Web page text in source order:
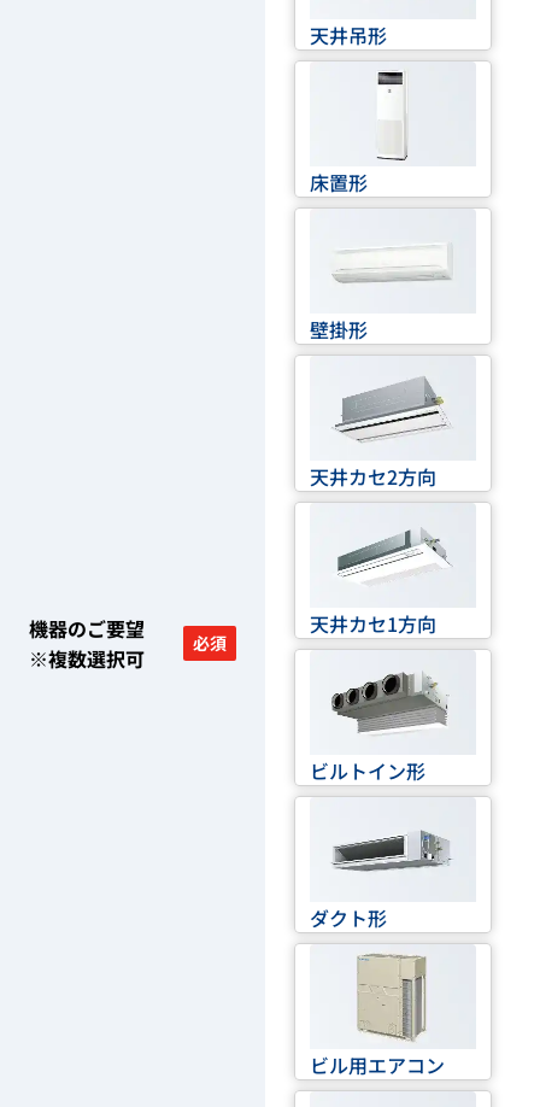
機器のご要望
※複数選択可
必須
天井吊形
床置形
壁掛形
天井カセ2方向
天井カセ1方向
ビルトイン形
ダクト形
ビル用エアコン